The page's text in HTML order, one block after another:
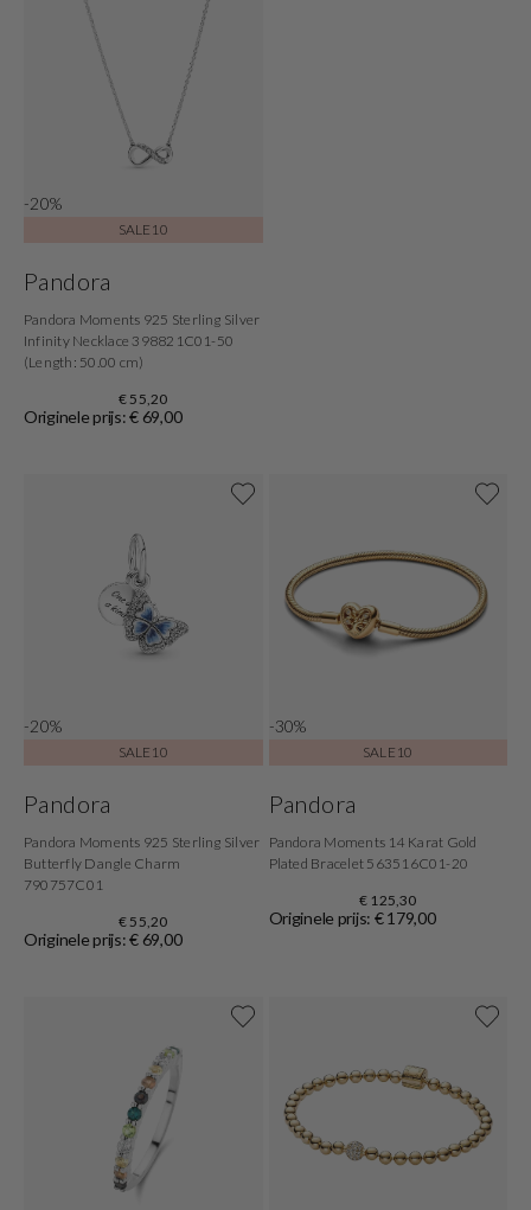
-20%
SALE10
Pandora
Pandora Moments 925 Sterling Silver
Infinity Necklace 398821C01-50
(Length: 50.00 cm)
€ 55,20
Originele prijs: € 69,00
-20%
SALE10
Pandora
Pandora Moments 925 Sterling Silver
Butterfly Dangle Charm
790757C01
€ 55,20
Originele prijs: € 69,00
-30%
SALE10
Pandora
Pandora Moments 14 Karat Gold
Plated Bracelet 563516C01-20
€ 125,30
Originele prijs: € 179,00